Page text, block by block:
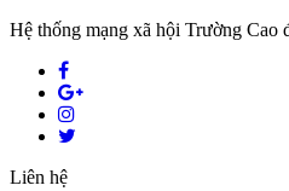
Hệ thống mạng xã hội Trường Cao
Liên hệ